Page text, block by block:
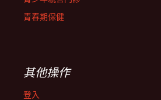
青春期保健
其他操作
登入